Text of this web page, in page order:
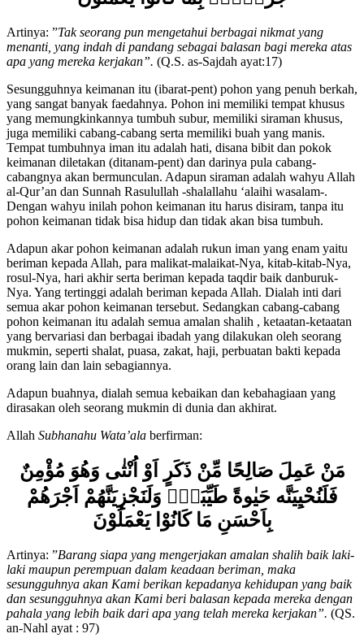
جَزَاۤءًۢ بِمَا كَانُوْا يَعْمَلُوْنَ
Artinya: ”Tak seorang pun mengetahui berbagai nikmat yang
menanti, yang indah di pandang sebagai balasan bagi mereka atas
Sesungguhnya keimanan itu (ibarat-pent) pohon yang penuh berkah,
yang sangat banyak faedahnya. Pohon ini memiliki tempat khusus
yang memungkinkannya tumbuh subur, memiliki siraman khusus,
juga memiliki cabang-cabang serta memiliki buah yang manis.
Tempat tumbuhnya iman itu adalah hati, disana bibit dan pokok
keimanan diletakan (ditanam-pent) dan darinya pula cabang-
cabangnya akan bermunculan. Adapun siraman adalah wahyu Allah
al-Qur’an dan Sunnah Rasulullah -shalallahu ‘alaihi wasalam-.
Dengan wahyu inilah pohon keimanan itu harus disiram, tanpa itu
Adapun akar pohon keimanan adalah rukun iman yang enam yaitu
beriman kepada Allah, para malikat-malaikat-Nya, kitab-kitab-Nya,
rosul-Nya, hari akhir serta beriman kepada taqdir baik danburuk-
Nya. Yang tertinggi adalah beriman kepada Allah. Dialah inti dari
semua akar pohon keimanan tersebut. Sedangkan cabang-cabang
pohon keimanan itu adalah semua amalan shalih , ketaatan-ketaatan
yang bervariasi dan berbagai ibadah yang dilakukan oleh seorang
mukmin, seperti shalat, puasa, zakat, haji, perbuatan bakti kepada
Adapun buahnya, dialah semua kebaikan dan kebahagiaan yang
مَنْ عَمِلَ صَالِحًا مِّنْ ذَكَرٍ اَوْ اُنْثٰى وَهُوَ مُؤْمِنٌ
فَلَنُحْيِيَنَّه حَيٰوةً طَيِّبَةًۚ وَلَنَجْزِيَنَّهُمْ اَجْرَهُمْ
بِاَحْسَنِ مَا كَانُوْا يَعْمَلُوْنَ
Artinya: ”Barang siapa yang mengerjakan amalan shalih baik laki-
laki maupun perempuan dalam keadaan beriman, maka
sesungguhnya akan Kami berikan kepadanya kehidupan yang baik
dan sesungguhnya akan Kami beri balasan kepada mereka dengan
pahala yang lebih baik dari apa yang telah mereka kerjakan”.